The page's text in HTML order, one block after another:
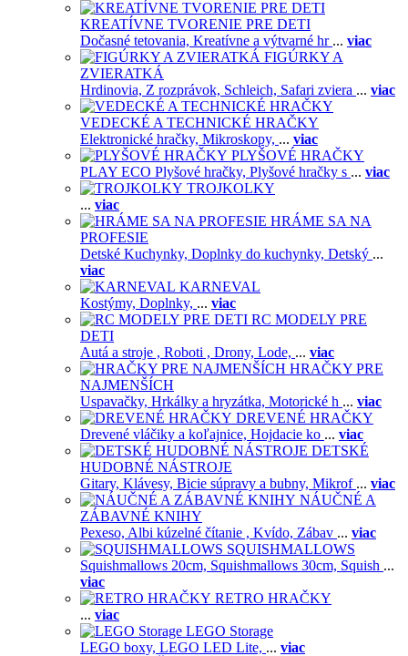
KREATÍVNE TVORENIE PRE DETI
Dočasné tetovania, Kreatívne a výtvarné hr ... viac
FIGÚRKY A
ZVIERATKÁ
Hrdinovia, Z rozprávok, Schleich, Safari zviera ... viac
VEDECKÉ A TECHNICKÉ HRAČKY
Elektronické hračky, Mikroskopy, ... viac
PLYŠOVÉ HRAČKY
PLAY ECO Plyšové hračky, Plyšové hračky s ... viac
TROJKOLKY
... viac
HRÁME SA NA
PROFESIE
Detské Kuchynky, Doplnky do kuchynky, Detský ...
viac
KARNEVAL
Kostýmy, Doplnky, ... viac
RC MODELY PRE
DETI
Autá a stroje , Roboti , Drony, Lode, ... viac
HRAČKY PRE
NAJMENŠÍCH
Uspavačky, Hrkálky a hryzátka, Motorické h ... viac
DREVENÉ HRAČKY
Drevené vláčiky a koľajnice, Hojdacie ko ... viac
DETSKÉ
HUDOBNÉ NÁSTROJE
Gitary, Klávesy, Bicie súpravy a bubny, Mikrof ... viac
NÁUČNÉ A
ZÁBAVNÉ KNIHY
Pexeso, Albi kúzelné čítanie , Kvído, Zábav ... viac
SQUISHMALLOWS
Squishmallows 20cm, Squishmallows 30cm, Squish ...
viac
RETRO HRAČKY
... viac
LEGO Storage
LEGO boxy, LEGO LED Lite, ... viac